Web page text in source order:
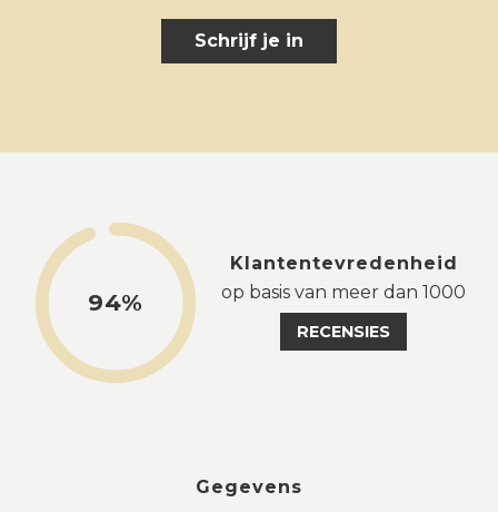
Schrijf je in
94%
Klantentevredenheid
op basis van meer dan 1000
RECENSIES
Gegevens